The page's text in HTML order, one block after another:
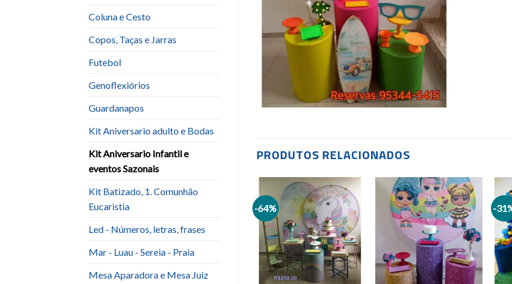
Coluna e Cesto
Copos, Taças e Jarras
Futebol
Genoflexiórios
Guardanapos
Kit Aniversario adulto e Bodas
Kit Aniversario Infantil e
eventos Sazonais
Kit Batizado, 1. Comunhão
Eucaristia
Led - Números, letras, frases
Mar - Luau - Sereia - Praia
Mesa Aparadora e Mesa Juiz
PRODUTOS RELACIONADOS
-64%
Add to
wishlist
Add to
wishlist
-
Add to